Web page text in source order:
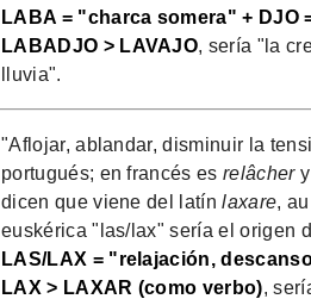
LABA = "charca somera" +
LABADJO > LAVAJO, sería "la
lluvia".
"Aflojar, ablandar, disminuir la
portugués; en francés esrelâchery
dicen que viene del latínlaxare,
euskérica "las/lax" sería el origen
LAS/LAX = "relajación,
LAX > LAXAR (como verbo),